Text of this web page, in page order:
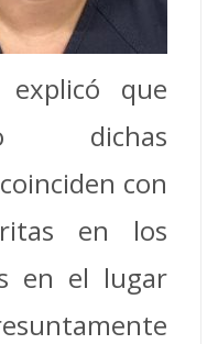
que
dichas
con
en los
en el lugar